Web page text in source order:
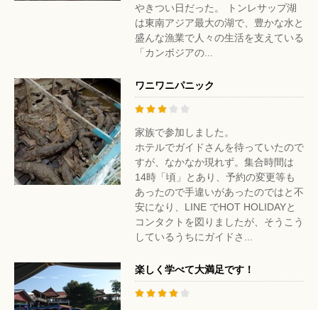
やきつい日だった。 トンレサップ湖
は東南アジア最大の湖で、豊かな水と
盛んな漁業で人々の生活を支えている
「カンボジアの...
ワニワニパニック
家族で参加しました。
ホテルでガイドさんを待っていたので
すが、なかなか現れず。集合時間は
14時「頃」とあり、予約の変更等も
あったので手違いがあったのではと不
安になり、LINE でHOT HOLIDAYと
コンタクトを図りましたが、そうこう
しているうちにガイドさ...
楽しく学べて大満足です！